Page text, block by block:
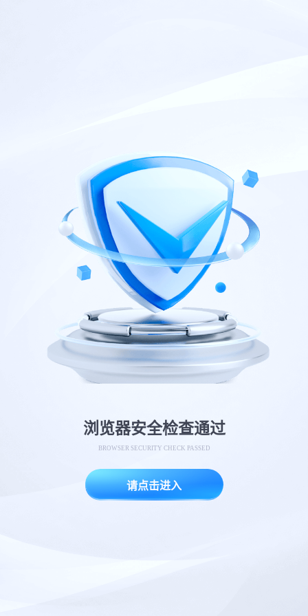
浏览器安全检查通过
BROWSER SECURITY CHECK PASSED
请点击进入